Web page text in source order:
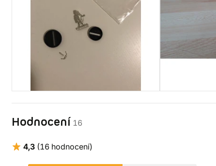
Hodnocení 16
4,3 (16 hodnocení)